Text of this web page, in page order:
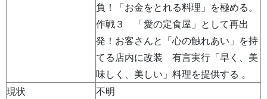
負！「お金をとれる料理」を極める。
作戦３ 「愛の定食屋」として再出
発！お客さんと「心の触れあい」を持
てる店内に改装 有言実行「早く、美
味しく、美しい」料理を提供する 。
現状
不明